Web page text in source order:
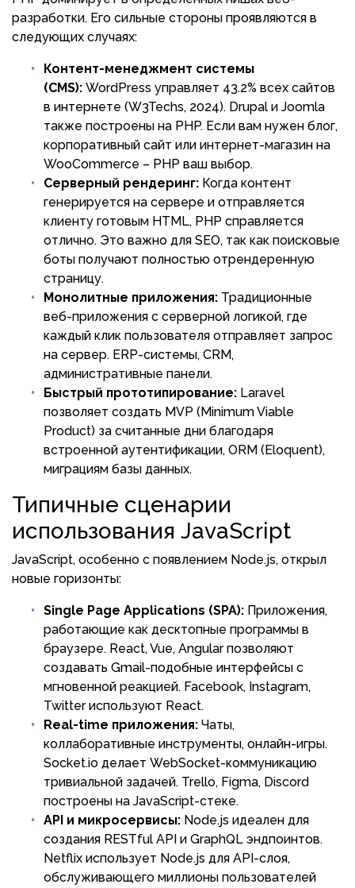
разработки. Его сильные стороны проявляются в
следующих случаях:
Контент-менеджмент системы
(CMS): WordPress управляет 43.2% всех сайтов
в интернете (W3Techs, 2024). Drupal и Joomla
также построены на PHP. Если вам нужен блог,
корпоративный сайт или интернет-магазин на
WooCommerce – PHP ваш выбор.
Серверный рендеринг: Когда контент
генерируется на сервере и отправляется
клиенту готовым HTML, PHP справляется
отлично. Это важно для SEO, так как поисковые
боты получают полностью отрендеренную
страницу.
Монолитные приложения: Традиционные
веб-приложения с серверной логикой, где
каждый клик пользователя отправляет запрос
на сервер. ERP-системы, CRM,
административные панели.
Быстрый прототипирование: Laravel
позволяет создать MVP (Minimum Viable
Product) за считанные дни благодаря
встроенной аутентификации, ORM (Eloquent),
миграциям базы данных.
Типичные сценарии
использования JavaScript
JavaScript, особенно с появлением Node.js, открыл
новые горизонты:
Single Page Applications (SPA): Приложения,
работающие как десктопные программы в
браузере. React, Vue, Angular позволяют
создавать Gmail-подобные интерфейсы с
мгновенной реакцией. Facebook, Instagram,
Twitter используют React.
Real-time приложения: Чаты,
коллаборативные инструменты, онлайн-игры.
Socket.io делает WebSocket-коммуникацию
тривиальной задачей. Trello, Figma, Discord
построены на JavaScript-стеке.
API и микросервисы: Node.js идеален для
создания RESTful API и GraphQL эндпоинтов.
Netflix использует Node.js для API-слоя,
обслуживающего миллионы пользователей